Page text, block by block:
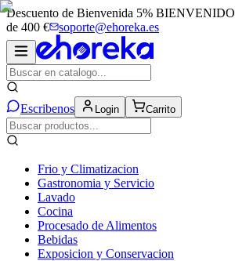
Descuento de Bienvenida 5% BIENVENIDO
de 400 €
soporte@ehoreka.es
Escribenos Login Carrito
Frio y Climatizacion
Gastronomia y Servicio
Lavado
Cocina
Procesado de Alimentos
Bebidas
Exposicion y Conservacion